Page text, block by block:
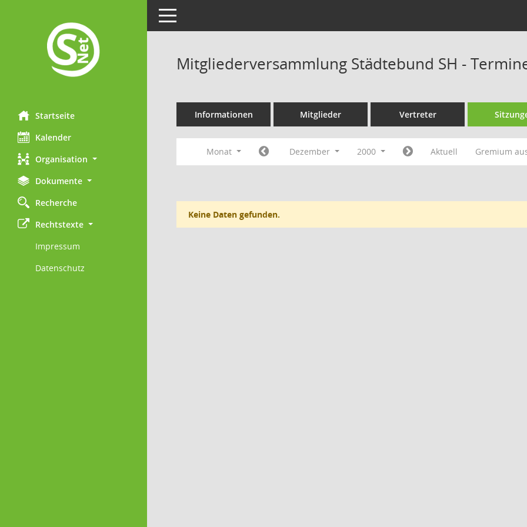
Startseite
Kalender
Organisation
Dokumente
Recherche
Rechtstexte
Impressum
Datenschutz
Toggle navigation
Mitgliederversammlung Städtebund SH -
Informationen Mitglieder Vertreter
Monat Dezember 2000 Aktuell Gremium
Keine Daten gefunden.